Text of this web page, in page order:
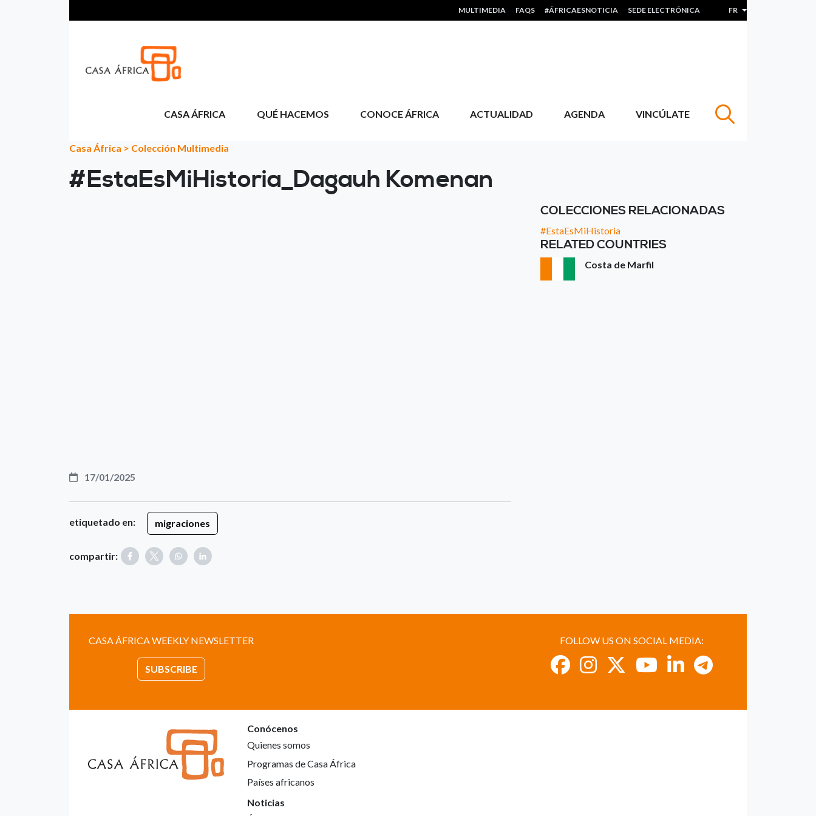
HEADER MENU
MULTIMEDIA FAQS #ÁFRICAESNOTICIA SEDE ELECTRÓNICA FR Lister les actions
CASA ÁFRICA QUÉ HACEMOS CONOCE ÁFRICA ACTUALIDAD AGENDA VINCÚLATE
Casa África > Colección Multimedia
#EstaEsMiHistoria_Dagauh Komenan
17/01/2025
etiquetado en: migraciones
compartir:
COLECCIONES RELACIONADAS
#EstaEsMiHistoria
RELATED COUNTRIES
Costa de Marfil
CASA ÁFRICA WEEKLY NEWSLETTER
SUBSCRIBE
FOLLOW US ON SOCIAL MEDIA:
Conócenos
Quienes somos
Programas de Casa África
Países africanos
Noticias